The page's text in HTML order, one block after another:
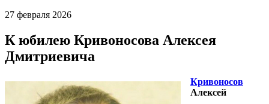
27 февраля 2026
К юбилею Кривоносова Алексея
Дмитриевича
Кривоносов
Алексей